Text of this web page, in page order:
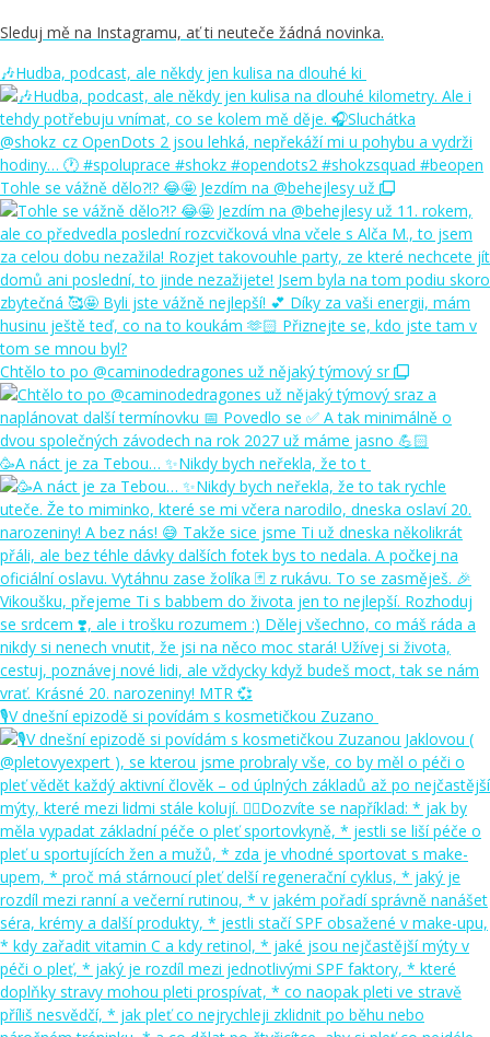
Sleduj mě na Instagramu, ať ti neuteče žádná novinka.
🎶Hudba, podcast, ale někdy jen kulisa na dlouhé ki
Tohle se vážně dělo?!? 😂🤩 Jezdím na @behejlesy už
Chtělo to po @caminodedragones už nějaký týmový sr
🥳A náct je za Tebou… ✨Nikdy bych neřekla, že to t
🎙️V dnešní epizodě si povídám s kosmetičkou Zuzano